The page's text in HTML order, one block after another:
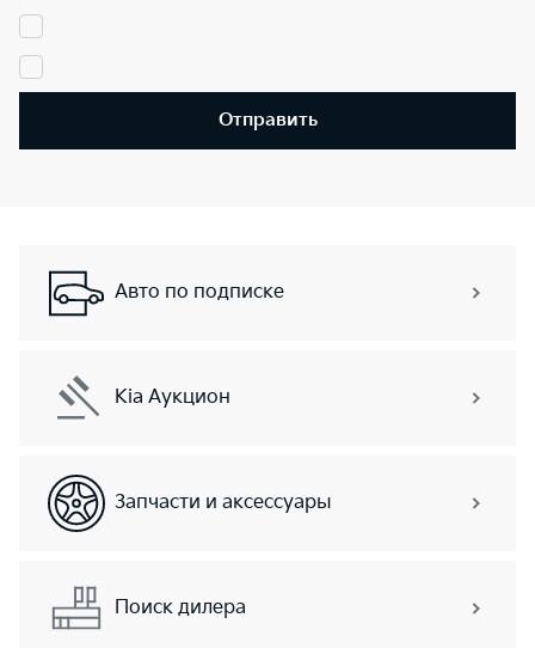
Отправить
Авто по подписке
Kia Аукцион
Запчасти и аксессуары
Поиск дилера